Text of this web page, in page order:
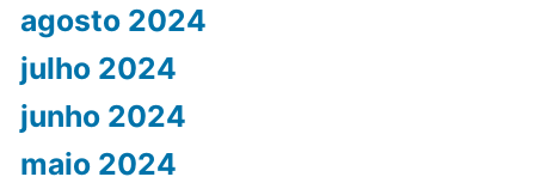
agosto 2024
julho 2024
junho 2024
maio 2024